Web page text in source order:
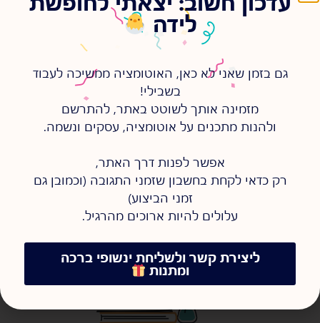
ולכן היומן לשבוע הקרוב סגור, אני לא לוקחת שום פרויקטים
חדשים עד שיירגע קצת, וגם הפרויקטים שכן יתחילו יהיו עם
כוכבית שקצב ההתקדמות, בהתחלה, יהיה איטי יותר.
איך אמר לי פעם לקוח:
"חיכינו לאוטומציה אלפיים שנה, אז עוד כמה ימים זה
ספרי לי עוד על...
התייעלות ,ניהול העסק
לידה
גם בזמן שאני לא כאן, האוטומציה ממשיכה לעבוד
בשבילי!
מזמינה אותך לשוטט באתר, להתרשם
ולהנות מתכנים על אוטומציה, עסקים ונשמה.
אפשר לפנות דרך האתר,
רק כדאי לקחת בחשבון שזמני התגובה (וכמובן גם
זמני הביצוע)
עלולים להיות ארוכים מהרגיל.
ליצירת קשר ולשליחת ינשופי ברכה
ומתנות